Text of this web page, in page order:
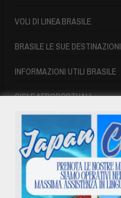
VOLI DI LINEA BRASILE
BRASILE LE SUE DESTINAZIONI
INFORMAZIONI UTILI BRASILE
SIGLE AEROPORTUALI
VOLI CUBA
VOLI CUBA